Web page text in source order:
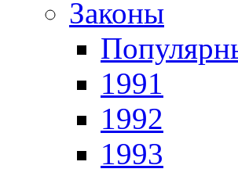
Законы
1991
1992
1993